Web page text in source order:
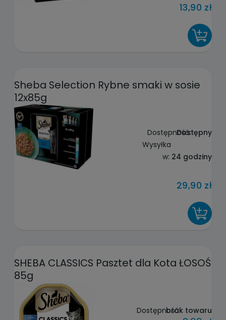
13,90 zł
Sheba Selection Rybne smaki w sosie
12x85g
Dostępność:Dostępny
Wysyłka
w: 24 godziny
29,90 zł
SHEBA CLASSICS Pasztet dla Kota ŁOSOŚ
85g
Dostępność:brak towaru